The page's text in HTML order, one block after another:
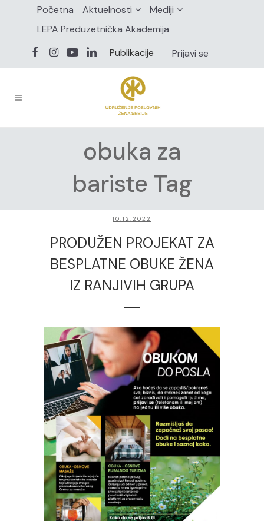
Početna Aktuelnosti
Mediji
LEPA Preduzetnička Akademija
Publikacije
Prijavi se
obuka za
bariste Tag
10.12.2022
PRODUŽEN PROJEKAT ZA
BESPLATNE OBUKE ŽENA
IZ RANJIVIH GRUPA